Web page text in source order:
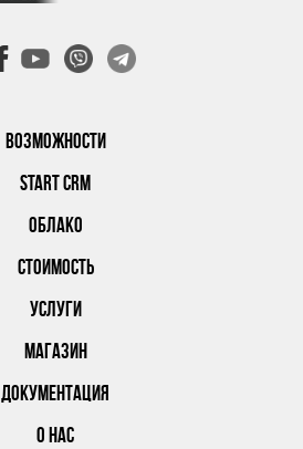
ВОЗМОЖНОСТИ
START CRM
ОБЛАКО
СТОИМОСТЬ
УСЛУГИ
МАГАЗИН
ДОКУМЕНТАЦИЯ
О НАС